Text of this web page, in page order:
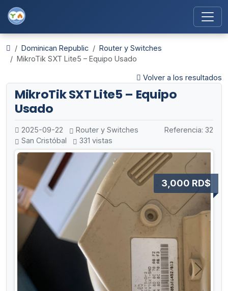
Dominican Republic
Router y Switches
MikroTik SXT Lite5 – Equipo Usado
Volver a los resultados
MikroTik SXT Lite5 – Equipo
Usado
2025-09-22
Router y Switches
San Cristóbal
331 vistas
Referencia: 32
3,000 RD$